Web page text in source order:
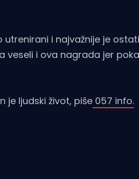
utrenirani i najvažnije je ostati
veseli i ova nagrada jer
je ljudski život, piše 057 info.